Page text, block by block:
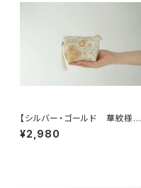
【シルバー・ゴールド 華紋様
シルク帯リメイクミニポーチ】カ
ードケース、ポーチ小さめ、ジュ
¥2,980